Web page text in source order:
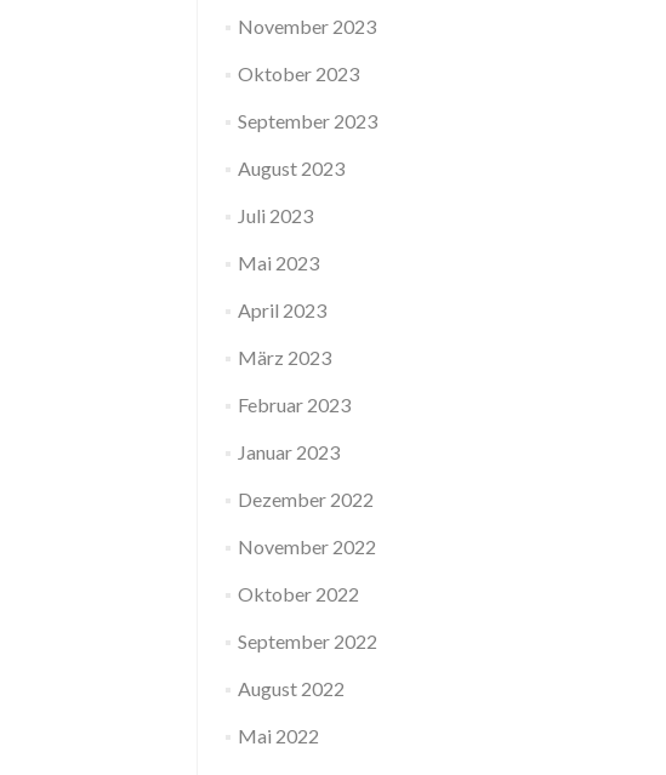
November 2023
Oktober 2023
September 2023
August 2023
Juli 2023
Mai 2023
April 2023
März 2023
Februar 2023
Januar 2023
Dezember 2022
November 2022
Oktober 2022
September 2022
August 2022
Mai 2022